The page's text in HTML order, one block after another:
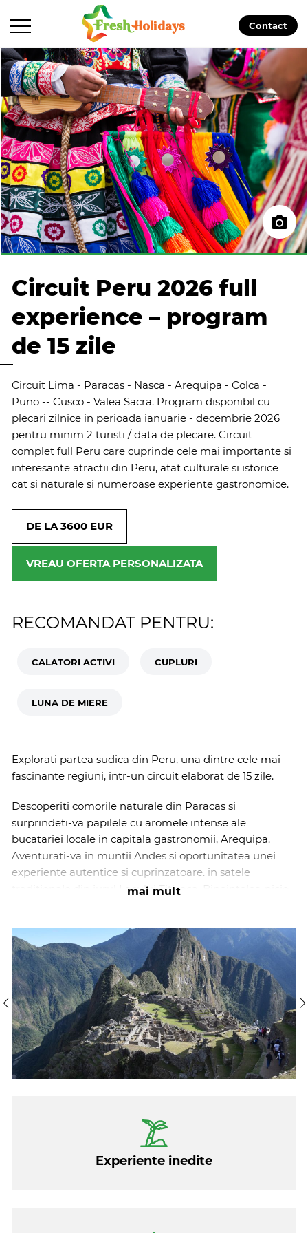
Contact
Circuit Peru 2026 full
experience – program
de 15 zile
Circuit Lima - Paracas - Nasca - Arequipa - Colca -
Puno -- Cusco - Valea Sacra. Program disponibil cu
plecari zilnice in perioada ianuarie - decembrie 2026
pentru minim 2 turisti / data de plecare. Circuit
complet full Peru care cuprinde cele mai importante si
interesante atractii din Peru, atat culturale si istorice
cat si naturale si numeroase experiente gastronomice.
DE LA 3600 EUR
VREAU OFERTA PERSONALIZATA
RECOMANDAT PENTRU:
CALATORI ACTIVI CUPLURI
LUNA DE MIERE
Explorati partea sudica din Peru, una dintre cele mai
fascinante regiuni, intr-un circuit elaborat de 15 zile.
Descoperiti comorile naturale din Paracas si
surprindeti-va papilele cu aromele intense ale
bucatariei locale in capitala gastronomii, Arequipa.
Aventurati-va in muntii Andes si oportunitatea unei
experiente autentice si cuprinzatoare. in satele
traditionale din jurul Lacului Titicaca. Bineinteles, nicio
siturile arheologice din Valea Sacra pana in Cusco. Va fi
o experienta de neuitat!
Highlights – top obiective de vizitat pe traseu:
Colca Valley:Putem observa elegantul condor ce
zboara de-a lungul a 4,000 metri de vale si contempla
modul de viata al localnicilor din satucele retrase din
Aici veti vedea un impresionant mix dintre
universul colonial si incas. Acest templu este dedicat
Zeului Soarelui, cea mai importanta figura din perioada
mai mult
Experiente inedite